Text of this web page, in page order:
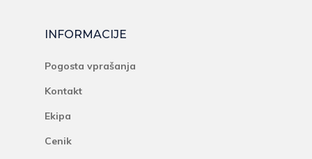
INFORMACIJE
Pogosta vprašanja
Kontakt
Ekipa
Cenik